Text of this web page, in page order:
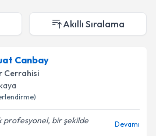
Akıllı Sıralama
Canbay
Cerrahisi
profesyonel, bir şekilde
Devamı